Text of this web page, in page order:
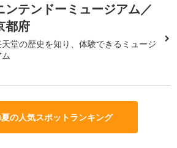
ンテンドーミュージアム／
都府
天堂の歴史を知り、体験できるミュージ
の人気スポットランキング